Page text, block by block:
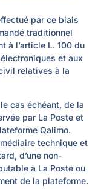
par ce biais
traditionnel
à l’article L. 100 du
et aux
relatives à la
cas échéant, de la
par La Poste et
Qalimo.
technique et
d’une non-
à La Poste ou
de la plateforme.